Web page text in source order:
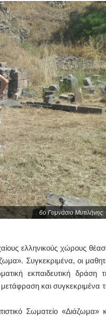
6ο Γυμνάσιο Μυτιλήνης
ελληνικούς χώρους
Συγκεκριμένα, οι
εκπαιδευτική δράση
και συγκεκριμένα
Σωματείο «Διάζωμα»
Α. ΜΑΛΛΙΑΣ
ΧΕΙΡΟΥΡΓΟΣ
ΟΦΘΑΛΜΙΑΤΡΟΣ
Καλλιπόλεως 3,Νέα Σμύρνη,